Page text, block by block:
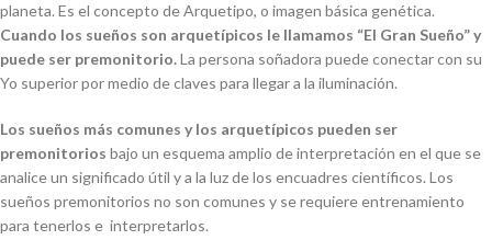
planeta. Es el concepto de Arquetipo, o imagen básica genética.
Cuando los sueños son arquetípicos le llamamos “El Gran Sueño” y
puede ser premonitorio.La persona soñadora puede conectar con su
Yo superior por medio de claves para llegar a la iluminación.
Los sueños más comunes y los arquetípicos pueden ser
premonitorios bajo un esquema amplio de interpretación en el que se
analice un significado útil y a la luz de los encuadres científicos. Los
sueños premonitorios no son comunes y se requiere entrenamiento
para tenerlos e interpretarlos.